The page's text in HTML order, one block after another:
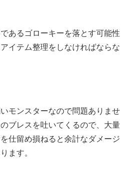
あるゴローキーを落とす可能性
イテム整理をしなければならな
モンスターなので問題ありませ
ブレスを吐いてくるので、大量
仕留め損ねると余計なダメージ
ます。